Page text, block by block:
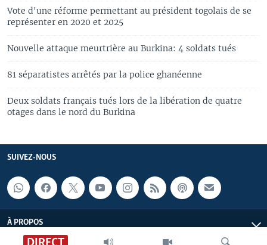
Vote d'une réforme permettant au président togolais de se
représenter en 2020 et 2025
Nouvelle attaque meurtrière au Burkina: 4 soldats tués
81 séparatistes arrêtés par la police ghanéenne
Deux soldats français tués lors de la libération de quatre
otages dans le nord du Burkina
SUIVEZ-NOUS
À PROPOS